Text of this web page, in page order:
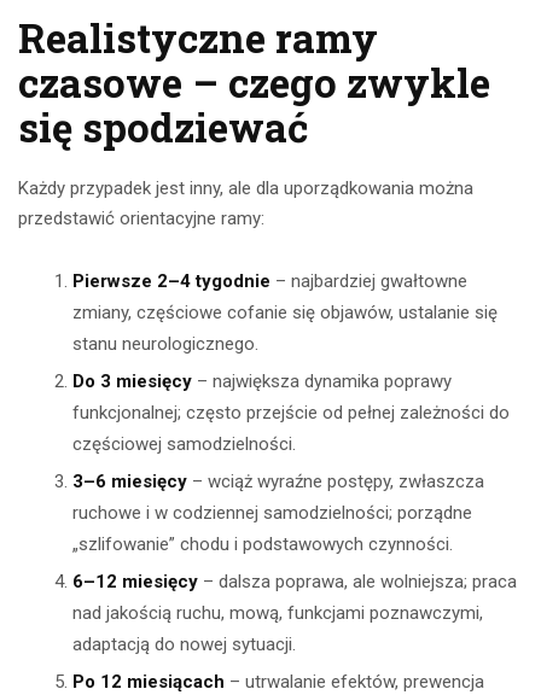
Realistyczne ramy
czasowe – czego zwykle
się spodziewać
Każdy przypadek jest inny, ale dla uporządkowania można
przedstawić orientacyjne ramy:
Pierwsze 2–4 tygodnie – najbardziej gwałtowne
zmiany, częściowe cofanie się objawów, ustalanie się
stanu neurologicznego.
Do 3 miesięcy – największa dynamika poprawy
funkcjonalnej; często przejście od pełnej zależności do
częściowej samodzielności.
3–6 miesięcy – wciąż wyraźne postępy, zwłaszcza
ruchowe i w codziennej samodzielności; porządne
„szlifowanie” chodu i podstawowych czynności.
6–12 miesięcy – dalsza poprawa, ale wolniejsza; praca
nad jakością ruchu, mową, funkcjami poznawczymi,
adaptacją do nowej sytuacji.
Po 12 miesiącach – utrwalanie efektów, prewencja